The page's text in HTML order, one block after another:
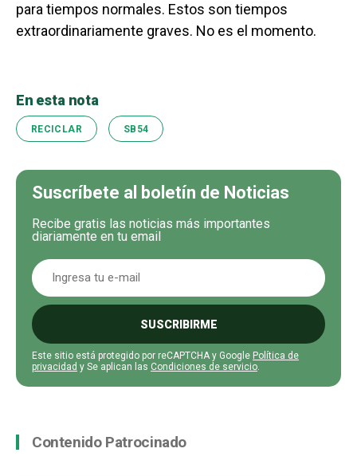
para tiempos normales. Estos son tiempos
extraordinariamente graves. No es el momento.
En esta nota
RECICLAR SB54
Suscríbete al boletín de Noticias
Recibe gratis las noticias más importantes
diariamente en tu email
SUSCRIBIRME
Este sitio está protegido por reCAPTCHA y Google Política de
privacidad y Se aplican las Condiciones de servicio.
Contenido Patrocinado